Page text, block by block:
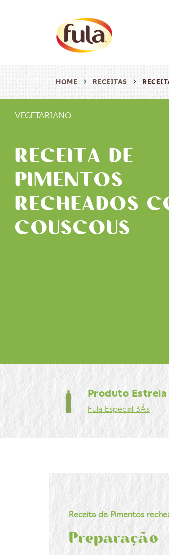
HOME RECEITAS
VEGETARIANO
RECEITA DE
PIMENTOS
RECHEADOS
COUSCOUS
Produto Estrela
FulaEspecial 3Ás
Receita de Pimentos
Preparação